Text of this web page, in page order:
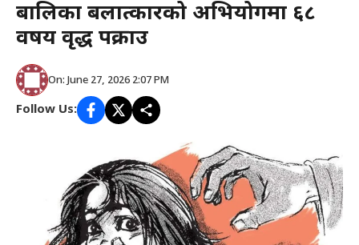
बालिका बलात्कारको अभियोगमा ६८
वर्षीय वृद्ध पक्राउ
On: June 27, 2026 2:07 PM
Follow Us: